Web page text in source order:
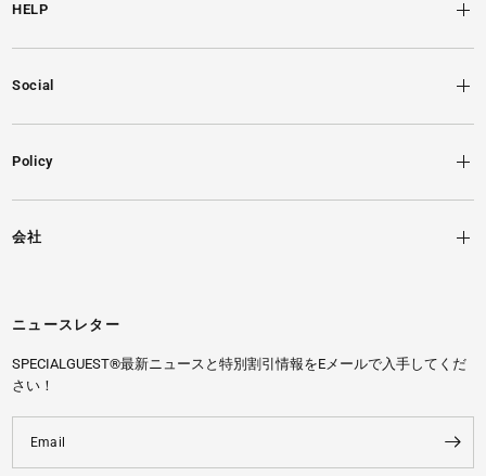
HELP
Social
Policy
会社
ニュースレター
SPECIALGUEST®最新ニュースと特別割引情報をEメールで入手してくだ
さい！
Email